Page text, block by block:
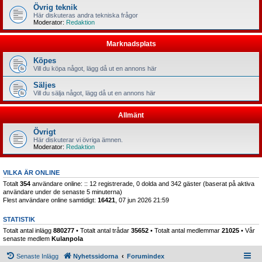
Övrig teknik
Här diskuteras andra tekniska frågor
Moderator: Redaktion
Marknadsplats
Köpes
Vill du köpa något, lägg då ut en annons här
Säljes
Vill du sälja något, lägg då ut en annons här
Allmänt
Övrigt
Här diskuterar vi övriga ämnen.
Moderator: Redaktion
VILKA ÄR ONLINE
Totalt 354 användare online: :: 12 registrerade, 0 dolda and 342 gäster (baserat på aktiva
användare under de senaste 5 minuterna)
Flest användare online samtidigt: 16421 , 07 jun 2026 21:59
STATISTIK
Totalt antal inlägg 880277 • Totalt antal trådar 35652 • Totalt antal medlemmar 21025 • Vår
senaste medlem Kulanpola
Senaste Inlägg Nyhetssidorna Forumindex